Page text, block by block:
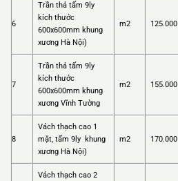
6
Trần thả tấm 9ly
kích thước
600x600mm khung
xương Hà Nội)
m2 125.000
7
Trần thả tấm 9ly
kích thước
600x600mm khung
xương Vĩnh Tường
m2 155.000
8
Vách thạch cao 1
mặt, tấm 9ly khung
xương Hà Nội)
m2 170.000
Vách thạch cao 2